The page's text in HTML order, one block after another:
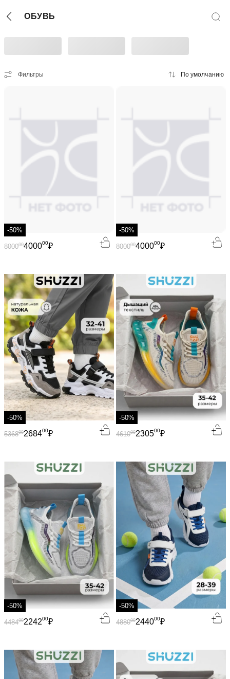
ОБУВЬ
Фильтры По умолчанию
-50%
400000₽
800000
-50%
400000₽
800000
-50%
268400₽
536800
-50%
230500₽
461000
-50%
224200₽
448400
-50%
244000₽
488000